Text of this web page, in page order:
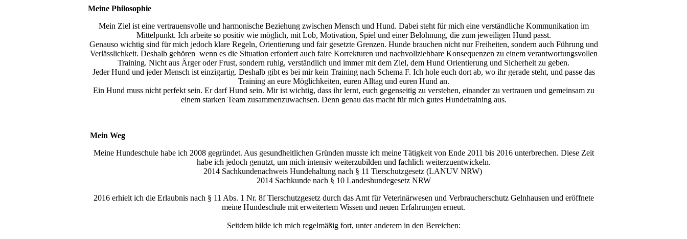
Meine Philosophie
Mein Ziel ist eine vertrauensvolle und harmonische Beziehung zwischen Mensch und Hund. Dabei steht für mich eine verständliche Kommunikation im
Mittelpunkt. Ich arbeite so positiv wie möglich, mit Lob, Motivation, Spiel und einer Belohnung, die zum jeweiligen Hund passt.
Genauso wichtig sind für mich jedoch klare Regeln, Orientierung und fair gesetzte Grenzen. Hunde brauchen nicht nur Freiheiten, sondern auch Führung und
Verlässlichkeit. Deshalb gehören wenn es die Situation erfordert auch faire Korrekturen und nachvollziehbare Konsequenzen zu einem verantwortungsvollen
Training. Nicht aus Ärger oder Frust, sondern ruhig, verständlich und immer mit dem Ziel, dem Hund Orientierung und Sicherheit zu geben.
Jeder Hund und jeder Mensch ist einzigartig. Deshalb gibt es bei mir kein Training nach Schema F. Ich hole euch dort ab, wo ihr gerade steht, und passe das
Training an eure Möglichkeiten, euren Alltag und euren Hund an.
Ein Hund muss nicht perfekt sein. Er darf Hund sein. Mir ist wichtig, dass ihr lernt, euch gegenseitig zu verstehen, einander zu vertrauen und gemeinsam zu
einem starken Team zusammenzuwachsen. Denn genau das macht für mich gutes Hundetraining aus.
Mein Weg
Meine Hundeschule habe ich 2008 gegründet. Aus gesundheitlichen Gründen musste ich meine Tätigkeit von Ende 2011 bis 2016 unterbrechen. Diese Zeit
habe ich jedoch genutzt, um mich intensiv weiterzubilden und fachlich weiterzuentwickeln.
2014 Sachkundenachweis Hundehaltung nach § 11 Tierschutzgesetz (LANUV NRW)
2014 Sachkunde nach § 10 Landeshundegesetz NRW
2016 erhielt ich die Erlaubnis nach § 11 Abs. 1 Nr. 8f Tierschutzgesetz durch das Amt für Veterinärwesen und Verbraucherschutz Gelnhausen und eröffnete
meine Hundeschule mit erweitertem Wissen und neuen Erfahrungen erneut.
Seitdem bilde ich mich regelmäßig fort, unter anderem in den Bereichen: